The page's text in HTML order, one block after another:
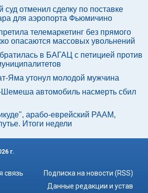
суд отменил сделку по поставке
для аэропорта Фьюмичино
телемаркетинг без прямого
опасаются массовых увольнений
в БАГАЦ с петицией против
Яма утонул молодой мужчина
автомобиль насмерть сбил
арабо-еврейский РААМ,
Итоги недели
г.
связь
Подписка на новости (RSS)
Данные редакции и устав